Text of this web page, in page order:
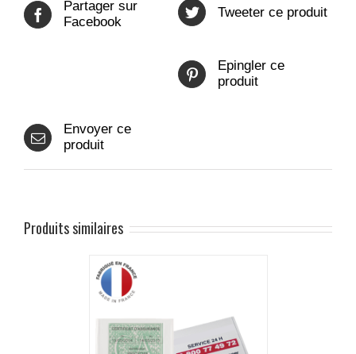
Partager sur
Facebook
Tweeter ce produit
Epingler ce
produit
Envoyer ce
produit
Produits similaires